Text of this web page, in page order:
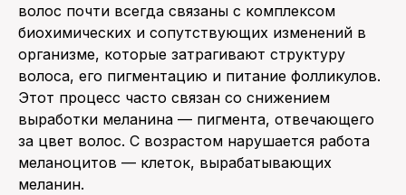
волос почти всегда связаны с комплексом
биохимических и сопутствующих изменений в
организме, которые затрагивают структуру
волоса, его пигментацию и питание фолликулов.
Этот процесс часто связан со снижением
выработки меланина — пигмента, отвечающего
за цвет волос. С возрастом нарушается работа
меланоцитов — клеток, вырабатывающих
меланин.